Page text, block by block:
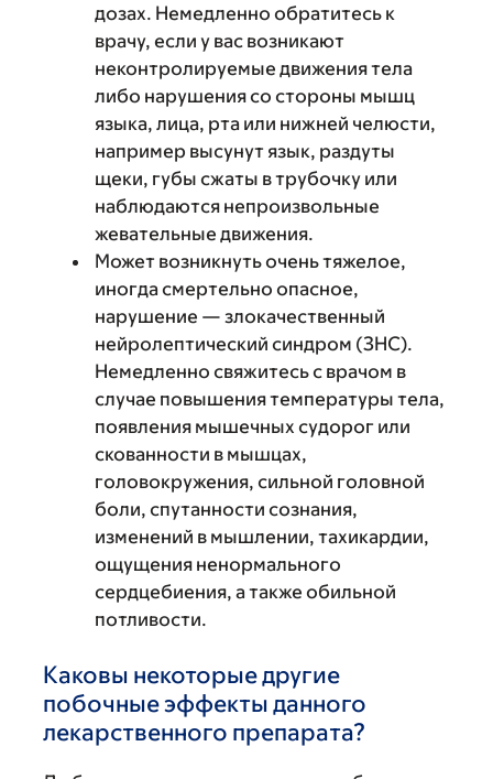
дозах. Немедленно обратитесь к
врачу, если у вас возникают
неконтролируемые движения тела
либо нарушения со стороны мышц
языка, лица, рта или нижней челюсти,
например высунут язык, раздуты
щеки, губы сжаты в трубочку или
наблюдаются непроизвольные
жевательные движения.
Может возникнуть очень тяжелое,
иногда смертельно опасное,
нарушение — злокачественный
нейролептический синдром (ЗНС).
Немедленно свяжитесь с врачом в
случае повышения температуры тела,
появления мышечных судорог или
скованности в мышцах,
головокружения, сильной головной
боли, спутанности сознания,
изменений в мышлении, тахикардии,
ощущения ненормального
сердцебиения, а также обильной
потливости.
Каковы некоторые другие
побочные эффекты данного
лекарственного препарата?